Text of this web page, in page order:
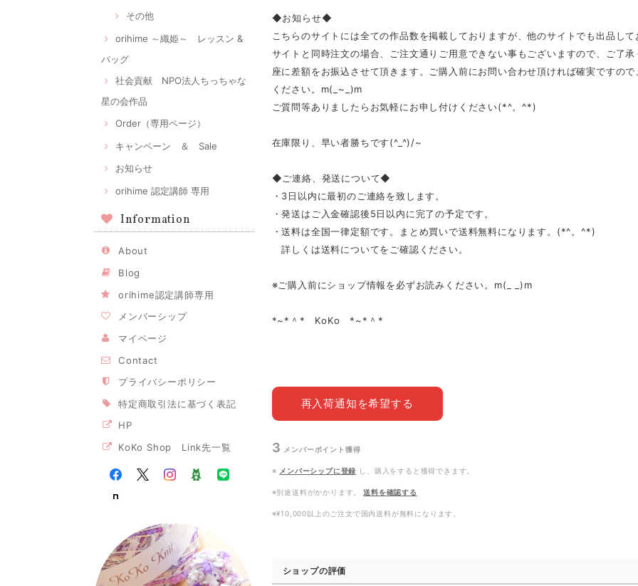
その他
orihime ～織姫～ レッスン &
バッグ
社会貢献 NPO法人ちっちゃな
星の会作品
Order（専用ページ）
キャンペーン ＆ Sale
お知らせ
orihime 認定講師 専用
Information
About
Blog
orihime認定講師専用
メンバーシップ
マイページ
Contact
プライバシーポリシー
特定商取引法に基づく表記
HP
KoKo Shop Link先一覧
◆お知らせ◆
こちらのサイトには全ての作品数を掲載しておりますが、他のサイトでも出品し
サイトと同時注文の場合、ご注文通りご用意できない事もございますので、ご了
座に差額をお振込させて頂きます。ご購入前にお問い合わせ頂ければ確実ですの
ください。m(_~_)m
ご質問等ありましたらお気軽にお申し付けください(*^。^*)
在庫限り、早い者勝ちです(^_^)/~
◆ご連絡、発送について◆
・3日以内に最初のご連絡を致します。
・発送はご入金確認後5日以内に完了の予定です。
・送料は全国一律定額です。まとめ買いで送料無料になります。(*^。^*)
詳しくは送料についてをご確認ください。
※ご購入前にショップ情報を必ずお読みください。m(_ _)m
*~*＾* KoKo *~*＾*
再入荷通知を希望する
3 メンバーポイント 獲得
※ メンバーシップに登録 し、購入をすると獲得できます。
※別途送料がかかります。 送料を確認する
※¥10,000以上のご注文で国内送料が無料になります。
ショップの評価